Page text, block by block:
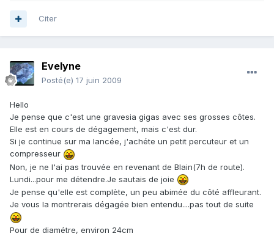
Citer
Evelyne
Posté(e) 17 juin 2009
Hello
Je pense que c'est une gravesia gigas avec ses grosses côtes.
Elle est en cours de dégagement, mais c'est dur.
Si je continue sur ma lancée, j'achéte un petit percuteur et un
compresseur
Non, je ne l'ai pas trouvée en revenant de Blain(7h de route).
Lundi...pour me détendre.Je sautais de joie
Je pense qu'elle est complète, un peu abimée du côté affleurant.
Je vous la montrerais dégagée bien entendu....pas tout de suite
Pour de diamétre, environ 24cm